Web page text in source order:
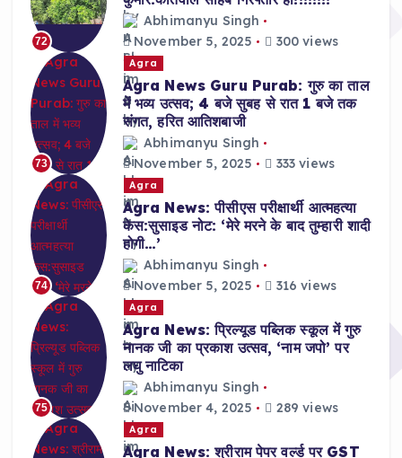
72
Abhimanyu Singh
November 5, 2025
300 views
73
Agra
Agra News Guru Purab: गुरु का ताल
में भव्य उत्सव; 4 बजे सुबह से रात 1 बजे तक
संगत, हरित आतिशबाजी
Abhimanyu Singh
November 5, 2025
333 views
74
Agra
Agra News: पीसीएस परीक्षार्थी आत्महत्या
केस:सुसाइड नोट: ‘मेरे मरने के बाद तुम्हारी शादी
होगी…’
Abhimanyu Singh
November 5, 2025
316 views
75
Agra
Agra News: प्रिल्यूड पब्लिक स्कूल में गुरु
नानक जी का प्रकाश उत्सव, ‘नाम जपो’ पर
लघु नाटिका
Abhimanyu Singh
November 4, 2025
289 views
Agra
Agra News: श्रीराम पेपर वर्ल्ड पर GST